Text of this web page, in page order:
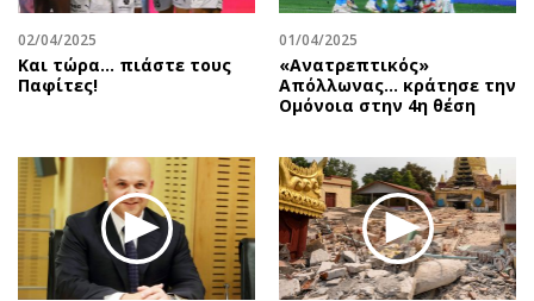
02/04/2025
Και τώρα… πιάστε τους
Παφίτες!
01/04/2025
«Ανατρεπτικός»
Απόλλωνας… κράτησε την
Ομόνοια στην 4η θέση